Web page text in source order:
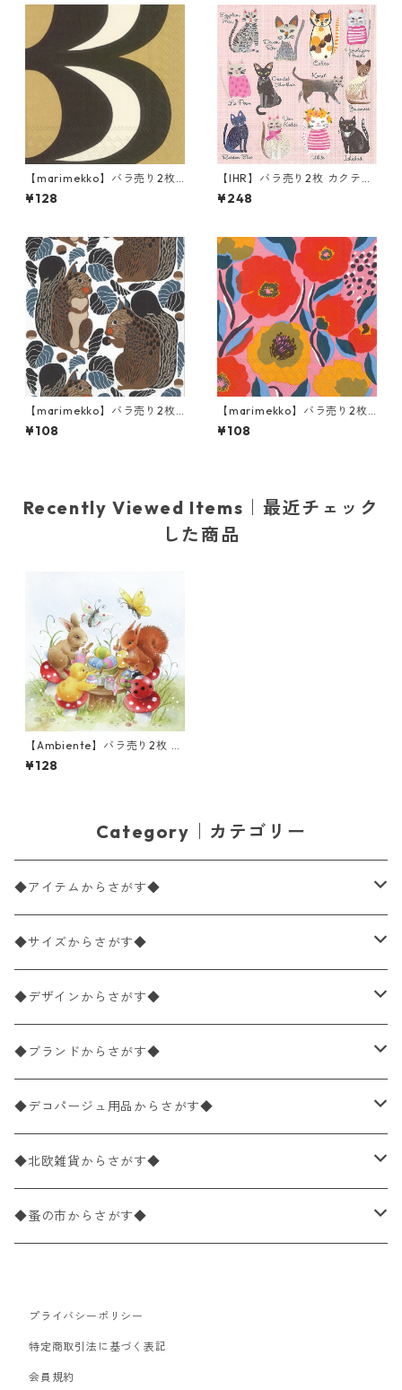
【marimekko】バラ売り2枚
ランチサイズ ペーパーナプキ
ン KAIVO ブラック×クリーム
¥128
【IHR】バラ売り2枚 カクテル
サイズ ペーパーナプキン CO
OL CATS ピンク
¥248
【marimekko】バラ売り2枚
カクテルサイズ ペーパーナプ
キン KURRE ブラウンxブラッ
¥108
【marimekko】バラ売り2枚
カクテルサイズ ペーパーナプ
キン ROSARIUM ローズ
¥108
Recently Viewed Items｜最近チェック
した商品
【Ambiente】バラ売り2枚 ラ
ンチサイズ ペーパーナプキン
Painting Class ブルー
¥128
Category｜カテゴリー
◆アイテムからさがす◆
ペーパーナプキン2枚バラ売り
ペーパーナプキン1枚バラ売り
ペーパーナプキン20枚入りパック
ペーパーナプキン10枚入りパック
ライスペーパー
ペーパーリネンナプキン
ワックスペーパー
デコパージュ用品
◆サイズからさがす◆
33×33cm（ランチサイズ）
バラ売り
パック売り
25×25cm（カクテルサイズ）
バラ売り
パック売り
40×40cm（ディナーサイズ）
バラ売り
パック売り
21×21cm（ポケットサイズ）
バラ売り
33cm（ラウンド）
◆デザインからさがす◆
花柄
植物・グリーン柄
動物・鳥・昆虫・蝶柄
海・魚柄
食べ物・フルーツ・野菜・ドリンク柄
食器・カトラリー柄
◆ブランドからさがす◆
ドイツ製 IHR/イア
ランチサイズ
カクテルサイズ
ドイツ製 Ambiente/アンビエンテ
ランチサイズ
ドイツ製 Paperproducts Design
カクテルサイズ
ランチサイズ
カクテルサイズ
ドイツ製 ti-flair/ティーフレア
ランチサイズ
ドイツ製 PAW/パウ
◆デコパージュ用品からさがす◆
デコパージュ液
デコパージュ下地
デコパージュはさみ
3Dデコパージュ
◆北欧雑貨からさがす◆
シリコンモールド
トレイ
ポスター・カレンダー
◆蚤の市からさがす◆
北欧雑貨
デコパージュ用品
プライバシーポリシー
特定商取引法に基づく表記
会員規約